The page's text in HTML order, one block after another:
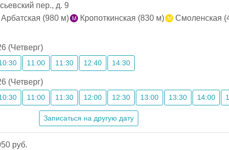
пер., д. 9
Арбатская (980 м) Кропоткинская (830 м)
Смоленская
(Четверг)
11:00 11:30 12:40 14:30
(Четверг)
11:00 11:30 12:00 12:30 13:00 13:30 14:00
Записаться на другую дату
руб.